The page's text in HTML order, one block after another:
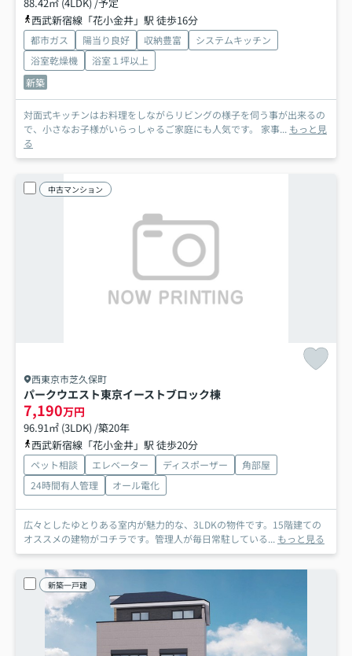
西武新宿線「花小金井」駅 徒歩16分
都市ガス 陽当り良好 収納豊富
システムキッチン
浴室乾燥機
浴室１坪以上
新築
対面式キッチンはお料理をしながらリビングの様子を伺う事が出来るの
で、小さなお子様がいらっしゃるご家庭にも人気です。 家事... もっと見
る
中古マンション
西東京市芝久保町
パークウエスト東京イーストブロック棟
7,190万円
96.91㎡ (3LDK) /築20年
西武新宿線「花小金井」駅 徒歩20分
ペット相談 エレベーター ディスポーザー
角部屋
24時間有人管理
オール電化
広々としたゆとりある室内が魅力的な、3LDKの物件です。15階建ての
オススメの建物がコチラです。管理人が毎日常駐している... もっと見る
新築一戸建